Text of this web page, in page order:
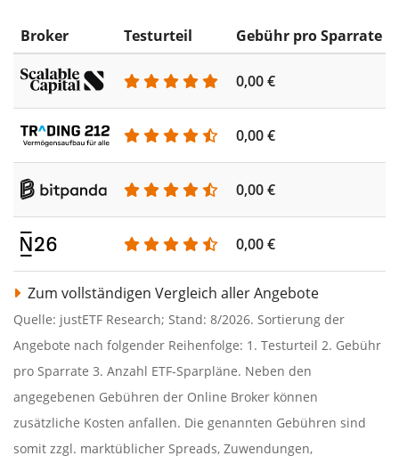
Broker Testurteil Gebühr pro Sparrate
0,00 €
0,00 €
0,00 €
0,00 €
Zum vollständigen Vergleich aller Angebote
Quelle: justETF Research; Stand: 8/2026. Sortierung der
Angebote nach folgender Reihenfolge: 1. Testurteil 2. Gebühr
pro Sparrate 3. Anzahl ETF-Sparpläne. Neben den
angegebenen Gebühren der Online Broker können
zusätzliche Kosten anfallen. Die genannten Gebühren sind
somit zzgl. marktüblicher Spreads, Zuwendungen,